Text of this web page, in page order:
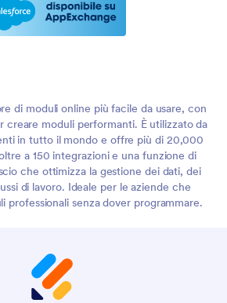
di moduli online più facile da usare, con
creare moduli performanti. È utilizzato da
in tutto il mondo e offre più di 20,000
a 150 integrazioni e una funzione di
che ottimizza la gestione dei dati, dei
di lavoro. Ideale per le aziende che
professionali senza dover programmare.